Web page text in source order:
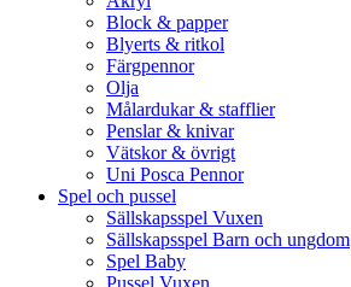
Block & papper
Blyerts & ritkol
Färgpennor
Olja
Målardukar & stafflier
Penslar & knivar
Vätskor & övrigt
Uni Posca Pennor
Spel och pussel
Sällskapsspel Vuxen
Sällskapsspel Barn och ungdom
Spel Baby
Pussel Vuxen